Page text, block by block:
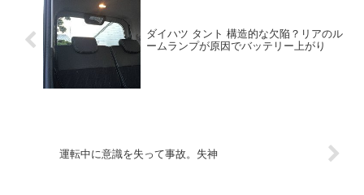
ダイハツ タント 構造的な欠陥？リアのル
ームランプが原因でバッテリー上がり
運転中に意識を失って事故。失神